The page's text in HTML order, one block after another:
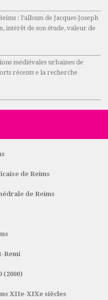
: l’album de Jacques-Joseph
intérêt de son étude, valeur de
médiévales urbaines de
récents e la recherche
de Reims
de Reims
Remi
(2000)
XIIe-XIXe siècles